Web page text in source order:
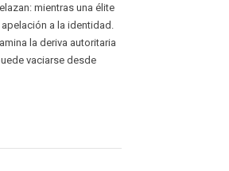
mientras una élite
a la identidad.
la deriva autoritaria
vaciarse desde